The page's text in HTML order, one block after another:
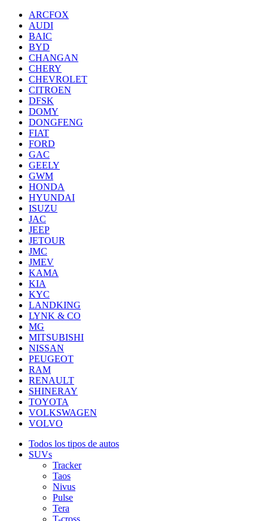
ARCFOX
AUDI
BAIC
BYD
CHANGAN
CHERY
CHEVROLET
CITROEN
DFSK
DOMY
DONGFENG
FIAT
FORD
GAC
GEELY
GWM
HONDA
HYUNDAI
ISUZU
JAC
JEEP
JETOUR
JMC
JMEV
KAMA
KIA
KYC
LANDKING
LYNK & CO
MG
MITSUBISHI
NISSAN
PEUGEOT
RAM
RENAULT
SHINERAY
TOYOTA
VOLKSWAGEN
VOLVO
Todos los tipos de autos
SUVs
Tracker
Taos
Nivus
Pulse
Tera
T-cross